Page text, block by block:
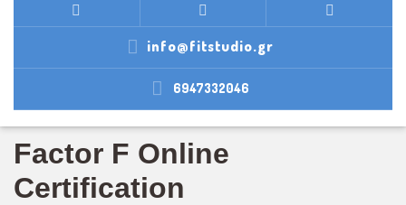
info@fitstudio.gr
6947332046
Factor F Online
Certification